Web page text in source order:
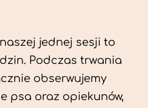
jednej sesji to
Podczas trwania
obserwujemy
psa oraz opiekunów,